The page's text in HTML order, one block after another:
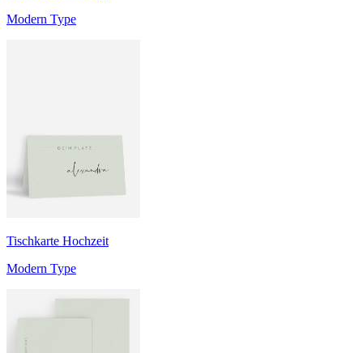
Modern Type
Tischkarte Hochzeit
Modern Type